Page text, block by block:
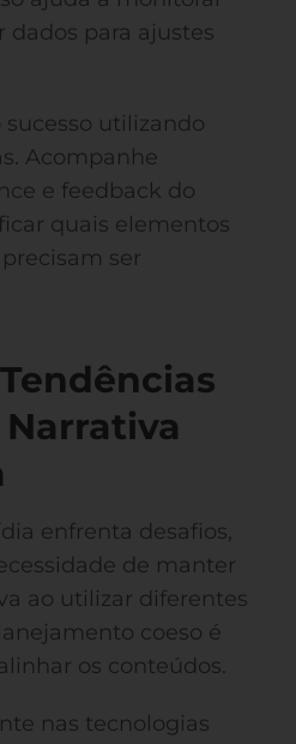
dados para ajustes
utilizando
Acompanhe
e feedback do
quais elementos
ser
enfrenta desafios,
de manter
ao utilizar diferentes
coeso é
os conteúdos.
nas tecnologias